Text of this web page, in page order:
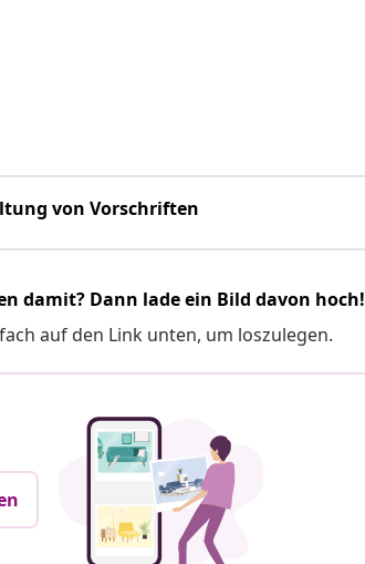
von Vorschriften
damit? Dann lade ein Bild davon hoch!
auf den Link unten, um loszulegen.